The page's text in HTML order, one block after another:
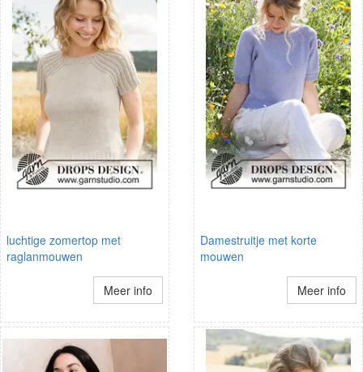
luchtige zomertop met
raglanmouwen
Meer info
Damestruitje met korte
mouwen
Meer info